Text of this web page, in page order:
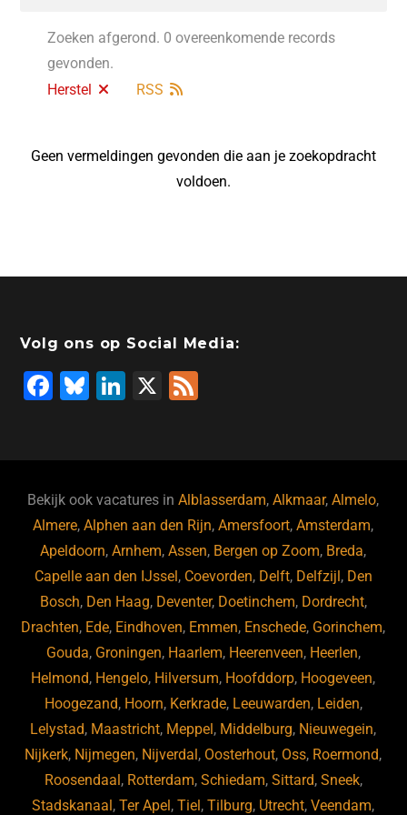
Zoeken afgerond. 0 overeenkomende records
gevonden.
Herstel
RSS
Geen vermeldingen gevonden die aan je zoekopdracht
voldoen.
Volg ons op Social Media:
F
b
o
o
k
Bl
ky
Li
dI
n
X
Bekijk ook vacatures inAlblasserdam,Alkmaar,Almelo,
Almere,Alphen aan den Rijn,Amersfoort,Amsterdam,
Apeldoorn,Arnhem,Assen, Bergen op Zoom, Breda,
Capelle aan den IJssel , Coevorden, Delft, Delfzijl , Den
Bosch, Den Haag, Deventer, Doetinchem, Dordrecht,
Drachten, Ede, Eindhoven, Emmen, Enschede, Gorinchem,
Gouda, Groningen, Haarlem, Heerenveen, Heerlen,
Helmond, Hengelo, Hilversum, Hoofddorp, Hoogeveen,
Hoogezand, Hoorn, Kerkrade, Leeuwarden, Leiden,
Lelystad, Maastricht, Meppel , Middelburg, Nieuwegein,
Nijkerk, Nijmegen, Nijverdal , Oosterhout, Oss, Roermond,
Roosendaal , Rotterdam, Schiedam, Sittard, Sneek,
Stadskanaal ,Ter Apel ,Tiel ,Tilburg, Utrecht,Veendam,